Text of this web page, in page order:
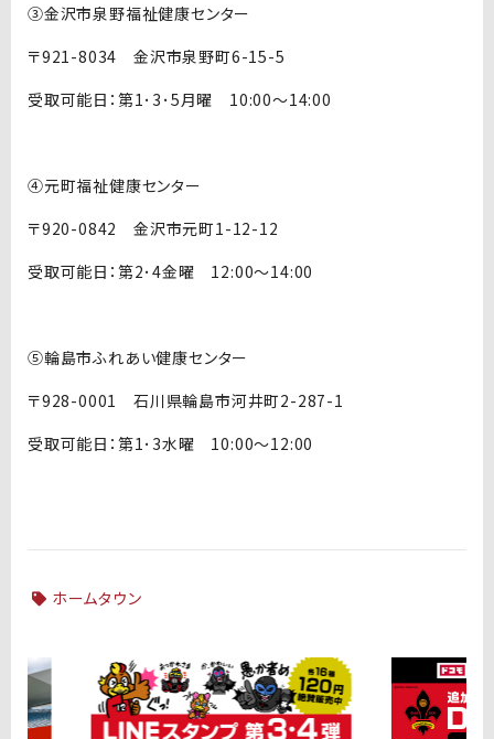
③金沢市泉野福祉健康センター
〒921-8034 金沢市泉野町6-15-5
受取可能日：第1･3･5月曜 10:00～14:00
④元町福祉健康センター
〒920-0842 金沢市元町1-12-12
受取可能日：第2･4金曜 12:00～14:00
⑤輪島市ふれあい健康センター
〒928-0001 石川県輪島市河井町2-287-1
受取可能日：第1･3水曜 10:00～12:00
ホームタウン